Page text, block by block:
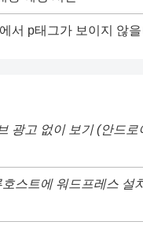
서 p태그가 보이지 않을
광고 없이 보기 (안드로
호스트에 워드프레스 설